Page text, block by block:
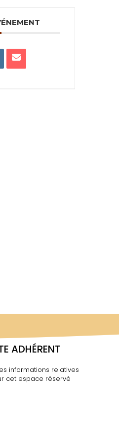
ADHÉRENT
informations relatives
cet espace réservé